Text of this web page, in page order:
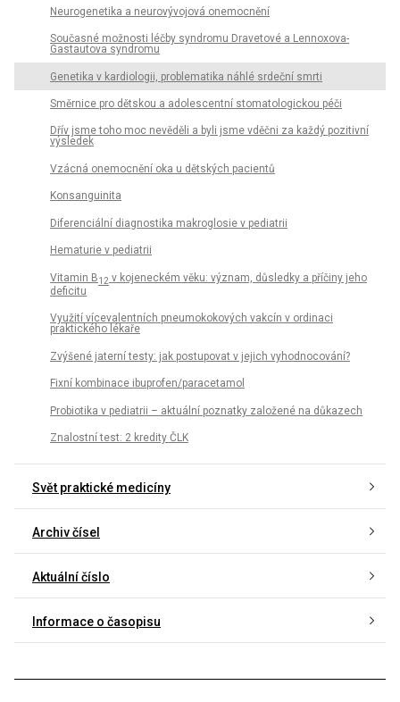
Neurogenetika a neurovývojová onemocnění
Současné možnosti léčby syndromu Dravetové a Lennoxova-
Gastautova syndromu
Genetika v kardiologii, problematika náhlé srdeční smrti
Směrnice pro dětskou a adolescentní stomatologickou péči
Dřív jsme toho moc nevěděli a byli jsme vděčni za každý pozitivní
výsledek
Vzácná onemocnění oka u dětských pacientů
Konsanguinita
Diferenciální diagnostika makroglosie v pediatrii
Hematurie v pediatrii
Vitamin B12 v kojeneckém věku: význam, důsledky a příčiny jeho
deficitu
Využití vícevalentních pneumokokových vakcín v ordinaci
praktického lékaře
Zvýšené jaterní testy: jak postupovat v jejich vyhodnocování?
Fixní kombinace ibuprofen/paracetamol
Probiotika v pediatrii – aktuální poznatky založené na důkazech
Znalostní test: 2 kredity ČLK
Svět praktické medicíny
Archiv čísel
Aktuální číslo
Informace o časopisu